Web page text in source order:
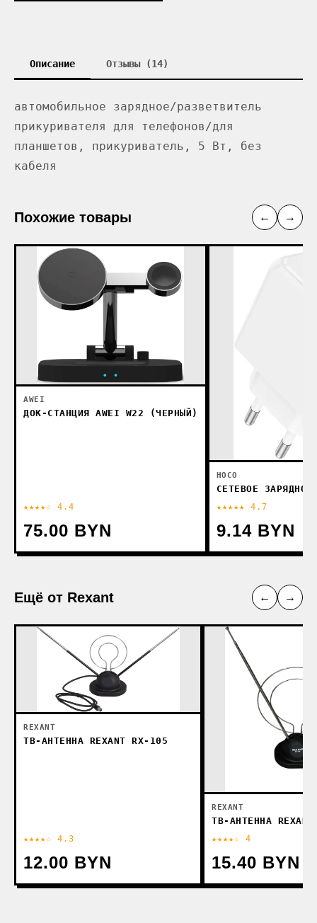
Описание Отзывы (14)
автомобильное зарядное/разветвитель
прикуривателя для телефонов/для
планшетов, прикуриватель, 5 Вт, без
кабеля
Похожие товары ← →
AWEI
ДОК-СТАНЦИЯ AWEI W22 (ЧЕРНЫЙ)
★★★★☆ 4.4
75.00 BYN
HOCO
СЕТЕВОЕ ЗАРЯДНОЕ
★★★★★ 4.7
9.14 BYN
Ещё от Rexant ← →
REXANT
ТВ-АНТЕННА REXANT RX-105
★★★★☆ 4.3
12.00 BYN
REXANT
ТВ-АНТЕННА
★★★★☆ 4
15.40 BYN